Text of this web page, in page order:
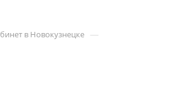
в Новокузнецке —